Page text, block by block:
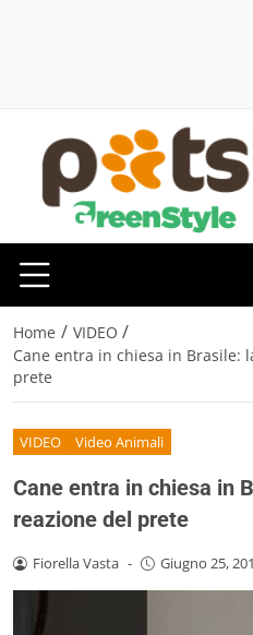
Home / VIDEO /
Cane entra in chiesa in Brasile:
prete
VIDEO Video Animali
Cane entra in chiesa in
reazione del prete
Fiorella Vasta - Giugno 25,